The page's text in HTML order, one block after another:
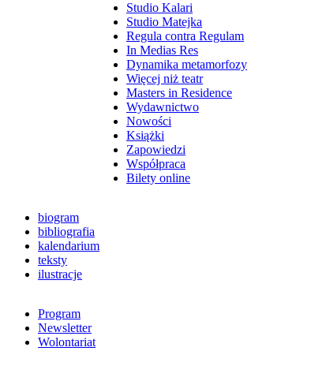
Studio Kalari
Studio Matejka
Regula contra Regulam
In Medias Res
Dynamika metamorfozy
Więcej niż teatr
Masters in Residence
Wydawnictwo
Nowości
Książki
Zapowiedzi
Współpraca
Bilety online
biogram
bibliografia
kalendarium
teksty
ilustracje
Program
Newsletter
Wolontariat